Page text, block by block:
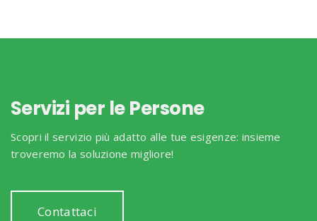
Servizi per le Persone
Scopri il servizio più adatto alle tue esigenze: insieme
troveremo la soluzione migliore!
Contattaci